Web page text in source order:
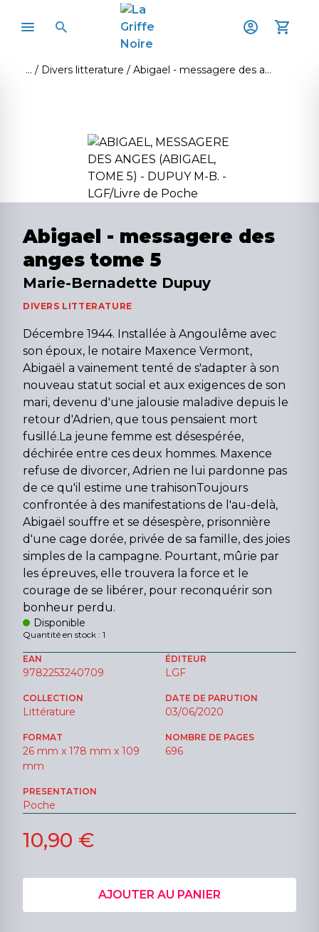
Divers litterature Abigael - messagere des anges tome 5
Abigael - messagere des
anges tome 5
Marie-Bernadette Dupuy
DIVERS LITTERATURE
Décembre 1944. Installée à Angoulême avec
son époux, le notaire Maxence Vermont,
Abigaël a vainement tenté de s'adapter à son
nouveau statut social et aux exigences de son
mari, devenu d'une jalousie maladive depuis le
retour d'Adrien, que tous pensaient mort
fusillé.La jeune femme est désespérée,
déchirée entre ces deux hommes. Maxence
refuse de divorcer, Adrien ne lui pardonne pas
de ce qu'il estime une trahisonToujours
confrontée à des manifestations de l'au-delà,
Abigaël souffre et se désespère, prisonnière
d'une cage dorée, privée de sa famille, des joies
simples de la campagne. Pourtant, mûrie par
les épreuves, elle trouvera la force et le
courage de se libérer, pour reconquérir son
bonheur perdu.
Disponible
Quantité en stock : 1
EAN
9782253240709
ÉDITEUR
LGF
COLLECTION
Littérature
DATE DE PARUTION
03/06/2020
FORMAT
26 mm x 178 mm x 109
mm
NOMBRE DE PAGES
696
PRESENTATION
Poche
10,90 €
AJOUTER AU PANIER